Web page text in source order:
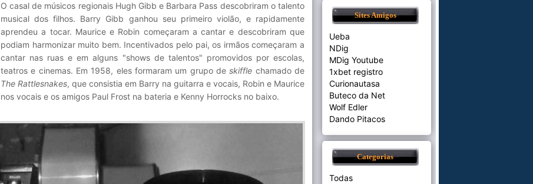
O casal de músicos regionais Hugh Gibb e Barbara Pass descobriram o talento
musical dos filhos. Barry Gibb ganhou seu primeiro violão, e rapidamente
aprendeu a tocar. Maurice e Robin começaram a cantar e descobriram que
podiam harmonizar muito bem. Incentivados pelo pai, os irmãos começaram a
cantar nas ruas e em alguns "shows de talentos" promovidos por escolas,
teatros e cinemas. Em 1958, eles formaram um grupo deskiffle chamado de
The Rattlesnakes, que consistia em Barry na guitarra e vocais, Robin e Maurice
nos vocais e os amigos Paul Frost na bateria e Kenny Horrocks no baixo.
Sites Amigos
Ueba
NDig
MDig Youtube
1xbet registro
Curionautasa
Buteco da Net
Wolf Edler
Dando Pitacos
Categorias
Todas